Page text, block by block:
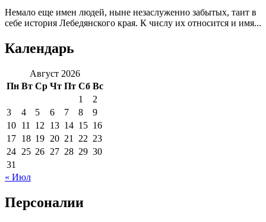
Немало еще имен людей, ныне незаслуженно забытых, таит в
себе история Лебедянского края. К числу их относится и имя...
Календарь
Август 2026
Пн Вт Ср Чт Пт Сб Вс
1
2
3
4 5 6 7 8
9
10 11 12 13 14 15 16
17 18 19 20 21 22 23
24 25 26 27 28 29 30
31
« Июл
Персоналии